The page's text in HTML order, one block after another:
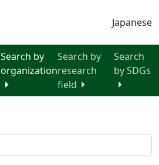
Japanese
Search by
organization
Search by
research
field
Search
by SDGs